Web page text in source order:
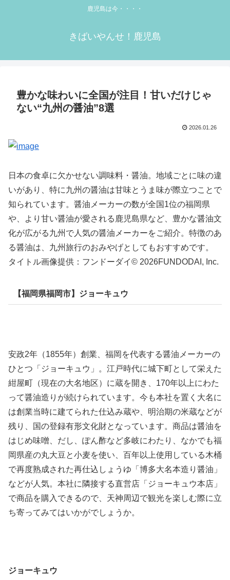
鹿児島は今・・・・
きばいやんせ！鹿児島
豊かな味わいに全国が注目！甘いだけじゃ
ない“九州の醤油”8選
2026.01.26
日本の食卓に欠かせない調味料・醤油。地域ごとに味の違
いがあり、特に九州の醤油は甘味とうま味が際立つことで
知られています。醤油メーカーの数が全国1位の福岡県
や、より甘い醤油が愛される鹿児島県など、豊かな醤油文
化が広がる九州で人気の醤油メーカーをご紹介。特徴のあ
る醤油は、九州旅行のおみやげとしてもおすすめです。
タイトル画像提供：フンドーダイ© 2026FUNDODAI, Inc.
【福岡県福岡市】ジョーキュウ
安政2年（1855年）創業、福岡を代表する醤油メーカーの
ひとつ「ジョーキュウ」。江戸時代に城下町として栄えた
紺屋町（現在の大名地区）に蔵を開き、170年以上にわた
って醤油造りが続けられています。今も本社を置く大名に
は創業当時に建てられた仕込み蔵や、明治期の米蔵などが
残り、国の登録有形文化財となっています。商品は醤油を
はじめ味噌、だし、ぽん酢など多岐にわたり、なかでも福
岡県産の丸大豆と小麦を使い、百年以上使用している木桶
で再度熟成された再仕込しょうゆ「博多大名本造り醤油」
などが人気。本社に隣接する直営店「ジョーキュウ本店」
で商品を購入できるので、天神周辺で観光を楽しむ際に立
ち寄ってみてはいかがでしょうか。
ジョーキュウ